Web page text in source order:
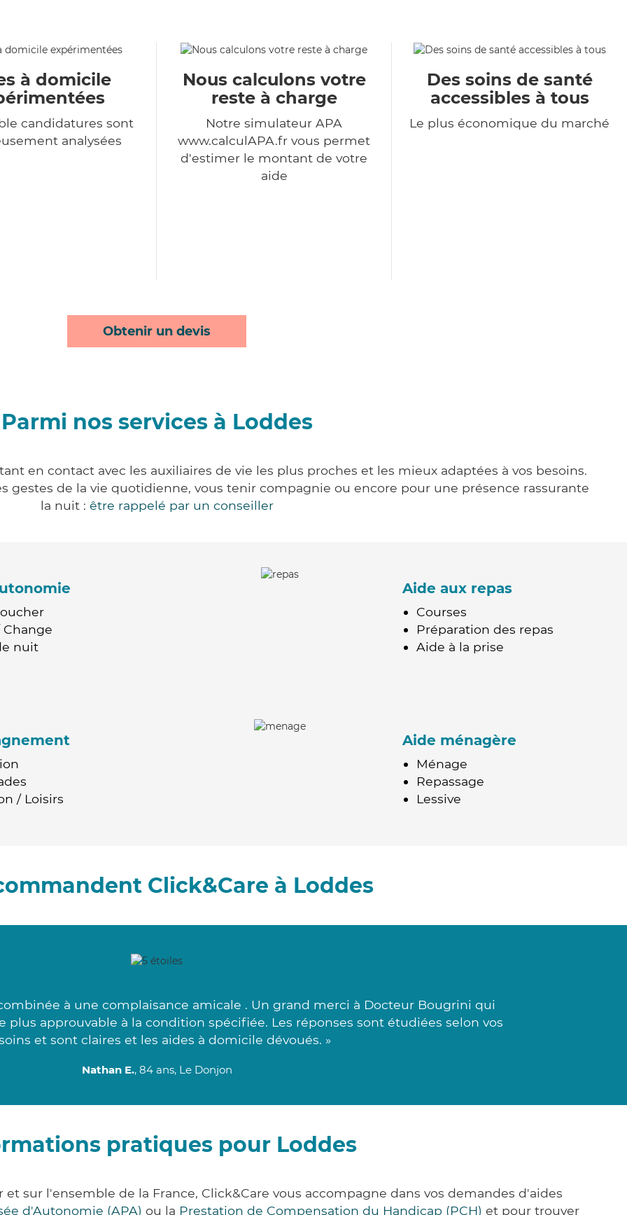
à domicile
candidatures sont
analysées
Nous calculons votre
reste à charge
Notre simulateur APA
www.calculAPA.fr vous permet
d'estimer le montant de votre
aide
Des soins de santé
accessibles à tous
Le plus économique du marché
Obtenir un devis
Parmi nos services à Loddes
en contact avec les auxiliaires de vie les plus proches et les mieux adaptées à vos besoins.
gestes de la vie quotidienne, vous tenir compagnie ou encore pour une présence rassurante
la nuit : être rappelé par un conseiller
nuit
Aide aux repas
Courses
Préparation des repas
Aide à la prise
/ Loisirs
Aide ménagère
Ménage
Repassage
Lessive
Click&Care à Loddes
à une complaisance amicale . Un grand merci à Docteur Bougrini qui
plus approuvable à la condition spécifiée. Les réponses sont étudiées selon vos
et sont claires et les aides à domicile dévoués. »
Nathan E., 84 ans, Le Donjon
pratiques pour Loddes
sur l'ensemble de la France, Click&Care vous accompagne dans vos demandes d'aides
d'Autonomie (APA) ou la Prestation de Compensation du Handicap (PCH) et pour trouver